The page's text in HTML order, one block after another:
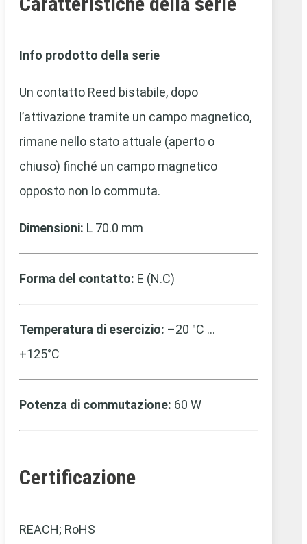
Info prodotto della serie
Un contatto Reed bistabile, dopo
l’attivazione tramite un campo magnetico,
rimane nello stato attuale (aperto o
chiuso) finché un campo magnetico
opposto non lo commuta.
Dimensioni: L 70.0 mm
Forma del contatto: E (N.C)
Temperatura di esercizio: –20 °C …
+125°C
Potenza di commutazione: 60 W
Certificazione
REACH; RoHS